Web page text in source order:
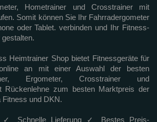
Hometrainer und Crosstrainer mit
Somit können Sie Ihr Fahrradergometer
oder Tablet. verbinden und Ihr Fitness-
Heimtrainer Shop bietet Fitnessgeräte für
an mit einer Auswahl der besten
Ergometer, Crosstrainer und
Rückenlehne zum besten Marktpreis der
und DKN.
Schnelle Lieferung ✓ Bestes Preis-